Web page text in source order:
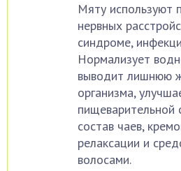
Мяту используют
нервных
синдроме,
Нормализует
выводит лишнюю
организма,
пищеварительной
состав чаев,
релаксации и
волосами.